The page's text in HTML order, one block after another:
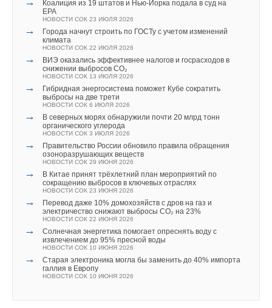
Коалиция из 19 штатов и Нью-Йорка подала в суд на
EPA
НОВОСТИ СОК 23 ИЮЛЯ 2026
→
Города начнут строить по ГОСТу с учетом изменений
климата
НОВОСТИ СОК 22 ИЮЛЯ 2026
→
ВИЭ оказались эффективнее налогов и госрасходов в
снижении выбросов CO₂
НОВОСТИ СОК 13 ИЮЛЯ 2026
→
Гибридная энергосистема поможет Кубе сократить
выбросы на две трети
НОВОСТИ СОК 6 ИЮЛЯ 2026
→
В северных морях обнаружили почти 20 млрд тонн
органического углерода
НОВОСТИ СОК 3 ИЮЛЯ 2026
→
Правительство России обновило правила обращения
озоноразрушающих веществ
НОВОСТИ СОК 29 ИЮНЯ 2026
→
В Китае принят трёхлетний план мероприятий по
сокращению выбросов в ключевых отраслях
НОВОСТИ СОК 23 ИЮНЯ 2026
→
Перевод даже 10% домохозяйств с дров на газ и
электричество снижают выбросы CO₂ на 23%
НОВОСТИ СОК 22 ИЮНЯ 2026
→
Солнечная энергетика помогает опреснять воду с
извлечением до 95% пресной воды
НОВОСТИ СОК 10 ИЮНЯ 2026
→
Старая электроника могла бы заменить до 40% импорта
галлия в Европу
НОВОСТИ СОК 10 ИЮНЯ 2026
Добавить комментарий
Ваше имя *
Ваш E-mail *
Текст комментария